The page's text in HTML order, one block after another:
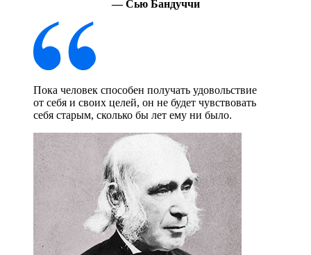
— Сью Бандуччи
Пока человек способен получать удовольствие
от себя и своих целей, он не будет чувствовать
себя старым, сколько бы лет ему ни было.